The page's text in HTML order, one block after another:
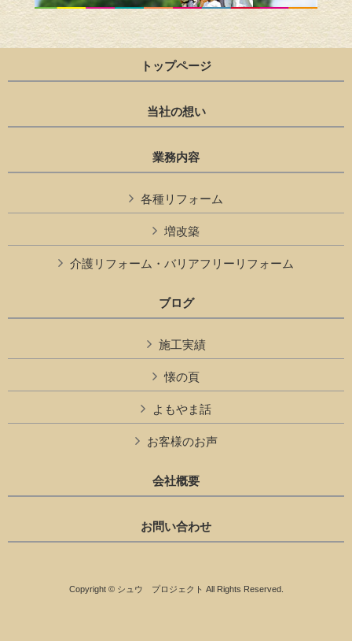
トップページ
当社の想い
業務内容
各種リフォーム
増改築
介護リフォーム・バリアフリーリフォーム
ブログ
施工実績
懐の頁
よもやま話
お客様のお声
会社概要
お問い合わせ
Copyright © シュウ プロジェクト All Rights Reserved.